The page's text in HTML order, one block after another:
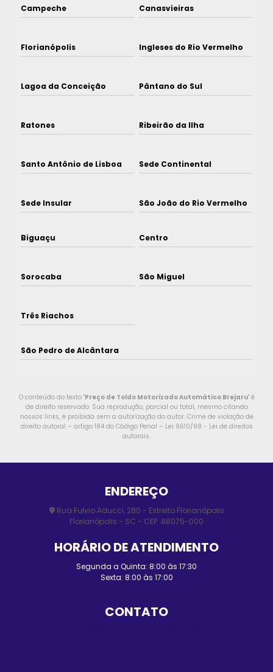
Campeche Canasvieiras
Florianópolis Ingleses do Rio Vermelho
Lagoa da Conceição Pântano do Sul
Ratones Ribeirão da Ilha
Santo Antônio de Lisboa Sede Continental
Sede Insular São João do Rio Vermelho
Biguaçu Centro
Sorocaba São Miguel
Três Riachos
São Pedro de Alcântara
O conteúdo do texto "Preço de Toldo Motorizado Automático Brejaru" é
de direito reservado. Sua reprodução, parcial ou total, mesmo citando
nossos links, é proibida sem a autorização do autor. Crime de violação de
direito autoral – artigo 184 do Código Penal – Lei 9610/98 - Lei de direitos
autorais.
ENDEREÇO
Rua Fulvio Aducci, 280 - Estreito Florianópolis
Florianópolis - SC - CEP: 88075-000
HORÁRIO DE ATENDIMENTO
Segunda a Quinta: 8:00 às 17:30
Sexta: 8:00 às 17:00
CONTATO